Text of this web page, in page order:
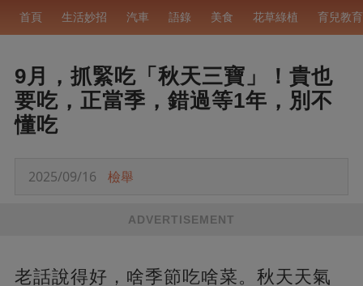
首頁 生活妙招 汽車 語錄 美食 花草綠植 育兒教育
9月，抓緊吃「秋天三寶」！貴也
要吃，正當季，錯過等1年，別不
懂吃
2025/09/16 檢舉
ADVERTISEMENT
老話說得好，啥季節吃啥菜。秋天天氣